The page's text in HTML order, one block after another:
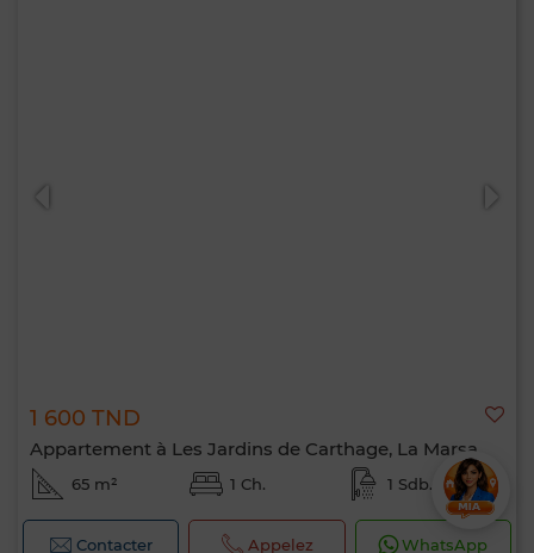
1 600 TND
Appartement à Les Jardins de Carthage, La Marsa
65 m² 1 Ch. 1 Sdb.
Contacter Appelez WhatsApp